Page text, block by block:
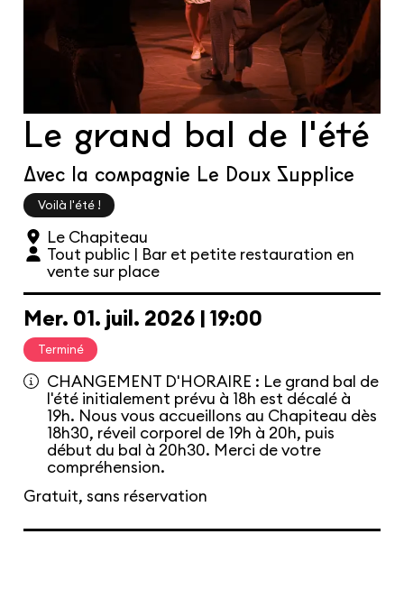
Le grand bal de l'été
Avec la compagnie Le Doux Supplice
Voilà l'été !
Le Chapiteau
Tout public | Bar et petite restauration en
vente sur place
Mer. 01. juil. 2026 19:00
Terminé
CHANGEMENT D'HORAIRE : Le grand bal de
l'été initialement prévu à 18h est décalé à
19h. Nous vous accueillons au Chapiteau dès
18h30, réveil corporel de 19h à 20h, puis
début du bal à 20h30. Merci de votre
compréhension.
Gratuit, sans réservation
Les cours hebdos
Le Festival
Infos pratiques
RessourcesEspace presse/prosRecrutement
Cartes cadeauxContactez-nous !
S'abonner à la newsletter